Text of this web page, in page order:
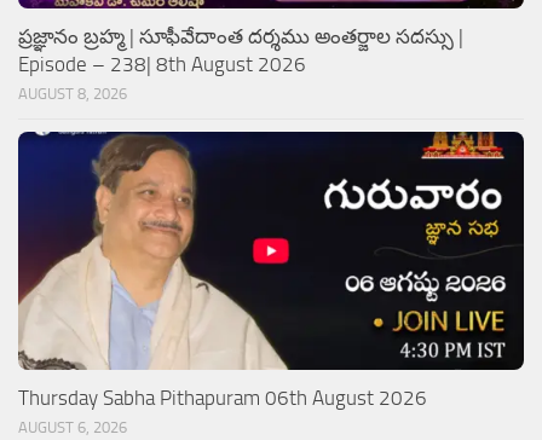
ప్రజ్ఞానం బ్రహ్మ | సూఫీవేదాంత దర్శము అంతర్జాల సదస్సు |
Episode – 238| 8th August 2026
AUGUST 8, 2026
Thursday Sabha Pithapuram 06th August 2026
AUGUST 6, 2026